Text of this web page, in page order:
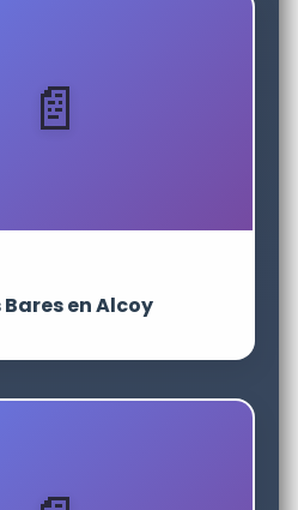
en Alcoy